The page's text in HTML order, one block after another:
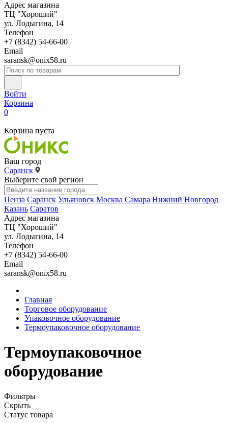
Адрес магазина
ТЦ "Хороший"
ул. Лодыгина, 14
Телефон
+7 (8342) 54-66-00
Email
saransk@onix58.ru
Войти
Корзина
0
Корзина пуста
Ваш город
Саранск
Выберите свой регион
Пенза Саранск Ульяновск Москва Самара Нижний Новгород
Казань Саратов
Адрес магазина
ТЦ "Хороший"
ул. Лодыгина, 14
Телефон
+7 (8342) 54-66-00
Email
saransk@onix58.ru
Главная
Торговое оборудование
Упаковочное оборудование
Термоупаковочное оборудование
Термоупаковочное
оборудование
Фильтры
Скрыть
Статус товара